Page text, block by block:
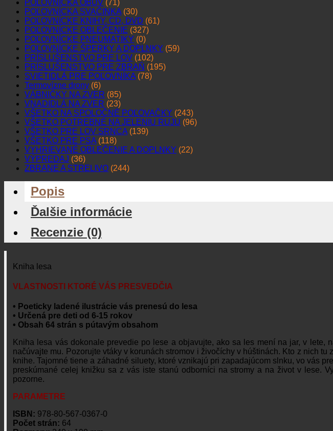
POĽOVNÍCKA OBUV (71)
POĽOVNÍCKA SVAČINKA (30)
POĽOVNÍCKE KNIHY, CD, DVD (61)
POĽOVNÍCKE OBLEČENIE (327)
POĽOVNÍCKE PNEUMATIKY (0)
POĽOVNÍCKE ŠPERKY A DOPLNKY (59)
PRÍSLUŠENSTVO PRE LOV (102)
PRÍSLUŠENSTVO PRE ZBRAŇ (195)
SVIETIDLÁ PRE POĽOVNÍKA (78)
Termovízne drony (6)
VÁBNIČKY NA ZVER (85)
VNADIDLÁ NA ZVER (23)
VŠETKO NA SPOLOČNÉ POĽOVAČKY (243)
VŠETKO POTREBNÉ NA JELENIU RUJU (96)
VŠETKO PRE LOV SRNCA (139)
VŠETKO PRE PSA (118)
VYHRIEVANÉ OBLEČENIE A DOPLNKY (22)
VÝPREDAJ (36)
ZBRANE A STRELIVO (244)
Popis
Ďalšie informácie
Recenzie (0)
Kniha lesa
VLASTNOSTI KTORÉ VÁS PRESVEDČIA
• Poeticky ladené ilustrácie vás prenesú do lesa
• Určená pre deti od 6-15 rokov
• Obsah 64 strán s pútavým obsahom
Kniha lesa vás dokonale prevedie po lese a objavujte, ako sa les mení na jar, v
načúvajte mu. Pozorujte vtáky v korunách stromov i živočíchy v húštinách. Kto z nich
knihe. Tajomné tiene a záhadné siluety, ktoré vznikajú pri zapadajúcom slnku, vo vás
preskúmané celej knižku sa z vás iste stanú odborníci na stromy a na život v lese.
pozorne.
PARAMETRE
ISBN: 978-80-567-0367-0
Počet strán: 64